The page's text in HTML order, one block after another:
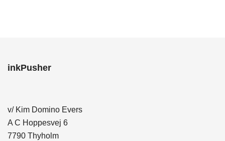
inkPusher
v/ Kim Domino Evers
A C Hoppesvej 6
7790 Thyholm